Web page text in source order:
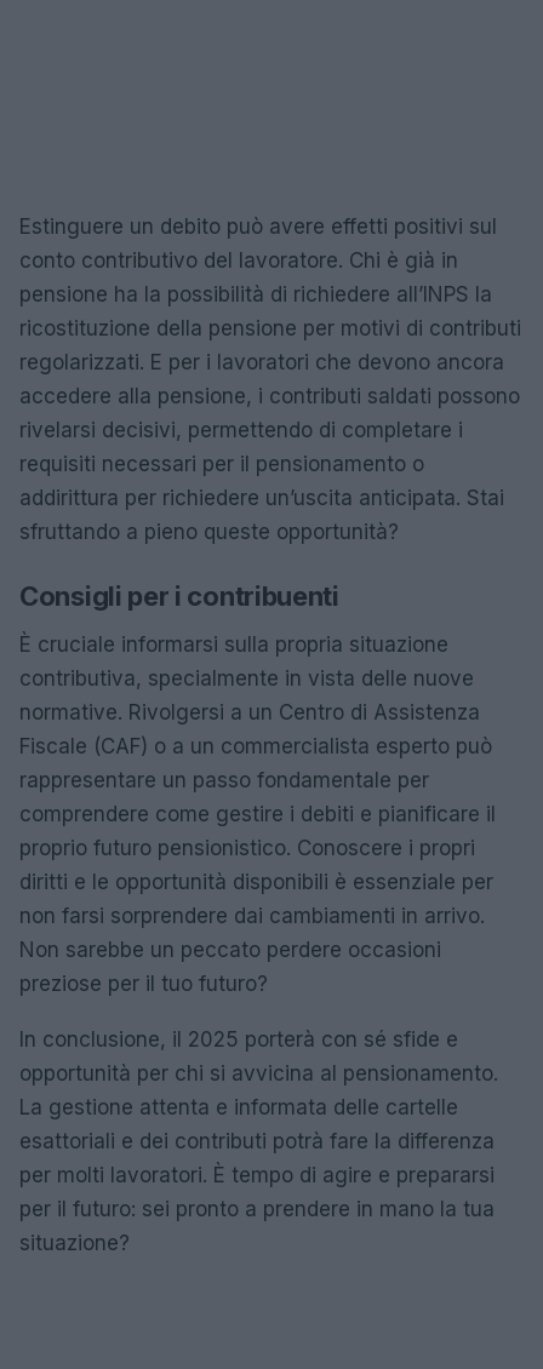
Estinguere un debito può avere effetti positivi sul
conto contributivo del lavoratore. Chi è già in
pensione ha la possibilità di richiedere all’INPS la
ricostituzione della pensione per motivi di contributi
regolarizzati. E per i lavoratori che devono ancora
accedere alla pensione, i contributi saldati possono
rivelarsi decisivi, permettendo di completare i
requisiti necessari per il pensionamento o
addirittura per richiedere un’uscita anticipata. Stai
sfruttando a pieno queste opportunità?
Consigli per i contribuenti
È cruciale informarsi sulla propria situazione
contributiva, specialmente in vista delle nuove
normative. Rivolgersi a un Centro di Assistenza
Fiscale (CAF) o a un commercialista esperto può
rappresentare un passo fondamentale per
comprendere come gestire i debiti e pianificare il
proprio futuro pensionistico. Conoscere i propri
diritti e le opportunità disponibili è essenziale per
non farsi sorprendere dai cambiamenti in arrivo.
Non sarebbe un peccato perdere occasioni
preziose per il tuo futuro?
In conclusione, il 2025 porterà con sé sfide e
opportunità per chi si avvicina al pensionamento.
La gestione attenta e informata delle cartelle
esattoriali e dei contributi potrà fare la differenza
per molti lavoratori. È tempo di agire e prepararsi
per il futuro: sei pronto a prendere in mano la tua
situazione?